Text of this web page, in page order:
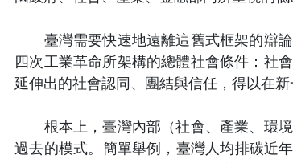
臺灣需要快速地遠離這舊式框架的辯論
四次工業革命所架構的總體社會條件：社
延伸出的社會認同、團結與信任，得以在
根本上，臺灣內部（社會、產業、環境
過去的模式。簡單舉例，臺灣人均排碳近